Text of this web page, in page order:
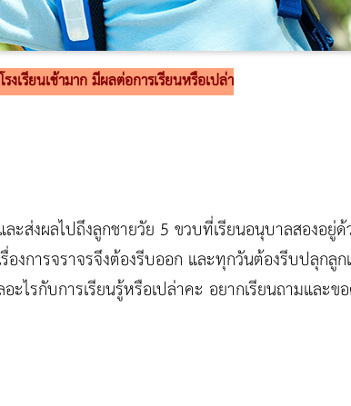
งเรียนเช้ามาก มีผลต่อการเรียนหรือเปล่า
ส่งผลไปถึงลูกชายวัย 5 ขวบที่เรียนอนุบาลสองอยู่
งการจราจรจึงต้องรีบออก และทุกวันต้องรีบปลุกลู
ไรกับการเรียนรู้หรือเปล่าคะ อยากเรียนถามและข